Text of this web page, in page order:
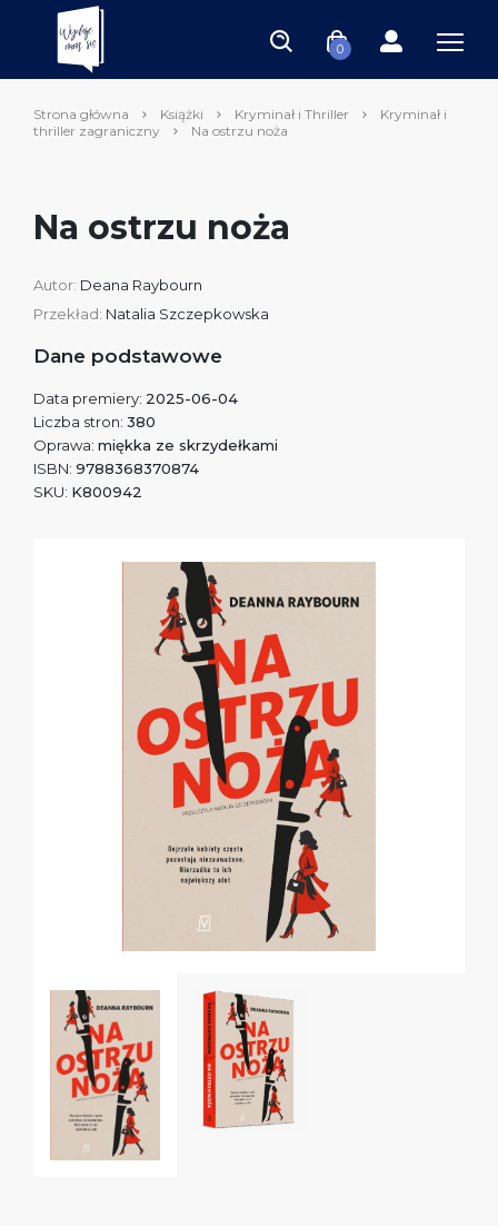
0
Strona główna Książki Kryminał i Thriller
Kryminał i
thriller zagraniczny
Na ostrzu noża
Na ostrzu noża
Autor: Deana Raybourn
Przekład: Natalia Szczepkowska
Dane podstawowe
Data premiery: 2025-06-04
Liczba stron: 380
Oprawa: miękka ze skrzydełkami
ISBN: 9788368370874
SKU: K800942